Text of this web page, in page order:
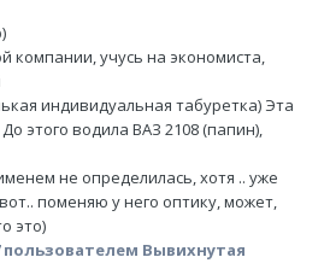
компании, учусь на экономиста,
индивидуальная табуретка) Эта
этого водила ВАЗ 2108 (папин),
не определилась, хотя .. уже
поменяю у него оптику, может,
это)
пользователем Вывихнутая